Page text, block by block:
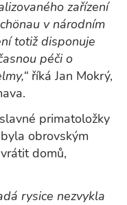
zařízení
v národním
totiž disponuje
péči o
říká Jan Mokrý,
primatoložky
obrovským
domů,
rysice nezvykla